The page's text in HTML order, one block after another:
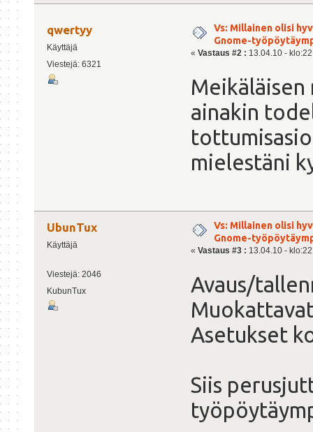
qwertyy
Käyttäjä
Viestejä: 6321
Vs: Millainen olisi
Gnome-
« Vastaus #2 : 13.04.10 -
ainakin
mielestäni
UbunTux
Käyttäjä
Viestejä: 2046
KubunTux
Vs: Millainen olisi
Gnome-
« Vastaus #3 : 13.04.10 -
Avaus/
Asetukset
Siis